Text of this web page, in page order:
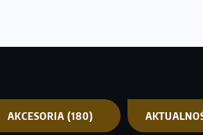
AKCESORIA (180)